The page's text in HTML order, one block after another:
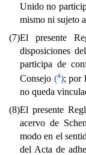
Unido no
mismo ni sujeto
(7)El presente
disposiciones
participa de
Consejo (4); por
no queda
(8)El presente
acervo de
modo en el
del Acta de